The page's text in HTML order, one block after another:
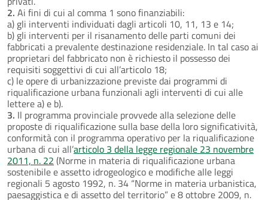
2. Ai fini di cui al comma 1 sono finanziabili:
a) gli interventi individuati dagli articoli 10, 11, 13 e 14;
b) gli interventi per il risanamento delle parti comuni dei
fabbricati a prevalente destinazione residenziale. In tal caso ai
proprietari del fabbricato non è richiesto il possesso dei
requisiti soggettivi di cui all’articolo 18;
c) le opere di urbanizzazione previste dai programmi di
riqualificazione urbana funzionali agli interventi di cui alle
lettere a) e b).
3. Il programma provinciale provvede alla selezione delle
proposte di riqualificazione sulla base della loro significatività,
conformità con il programma operativo per la riqualificazione
urbana di cui all’articolo 3 della legge regionale 23 novembre
2011, n. 22 (Norme in materia di riqualificazione urbana
sostenibile e assetto idrogeologico e modifiche alle leggi
regionali 5 agosto 1992, n. 34 “Norme in materia urbanistica,
paesaggistica e di assetto del territorio” e 8 ottobre 2009, n.